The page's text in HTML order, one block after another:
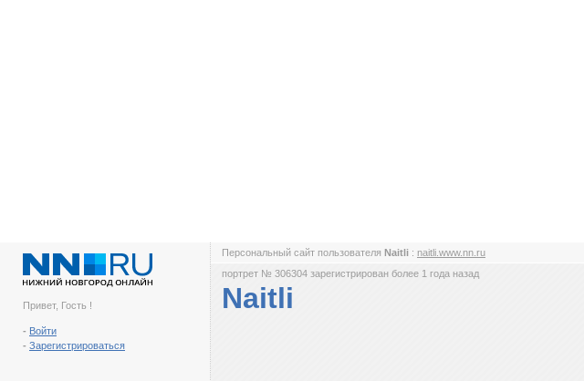
Привет, Гость !
- Войти
- Зарегистрироваться
Персональный сайт пользователя Naitli : naitli.www.nn.ru
портрет № 306304 зарегистрирован более 1 года назад
Naitli